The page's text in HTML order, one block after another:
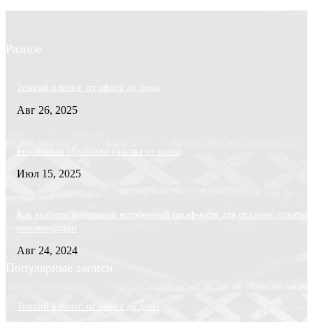
Разное
Тонкий клиент: от офиса до дома
Авг 26, 2025
Безопасная обработка участка от крота
Июл 15, 2025
Как выбрать идеальный встроенный шкаф-купе для спальни: советы
рекомендации
Авг 24, 2024
Популярные записи
Тонкий клиент: от офиса до дома